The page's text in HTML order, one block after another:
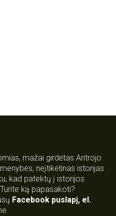
mažai girdėtas Antrojo
neįtikėtinas istorijas
kad patektų į istorijos
ką papasakoti?
Facebook puslapį, el.